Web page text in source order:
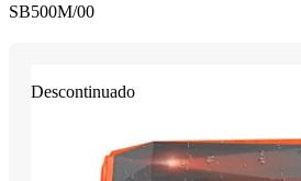
SB500M/00
Descontinuado